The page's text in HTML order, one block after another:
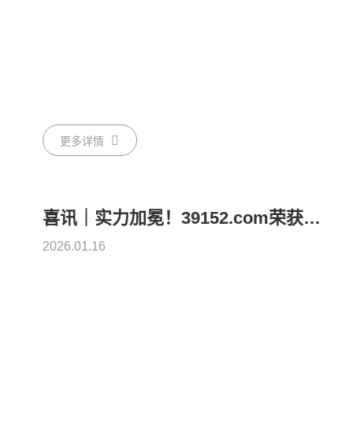
更多详情
喜讯｜实力加冕！39152.com荣获闵行区宠物服务协会2025年度宠物行业技术创新奖
2026.01.16